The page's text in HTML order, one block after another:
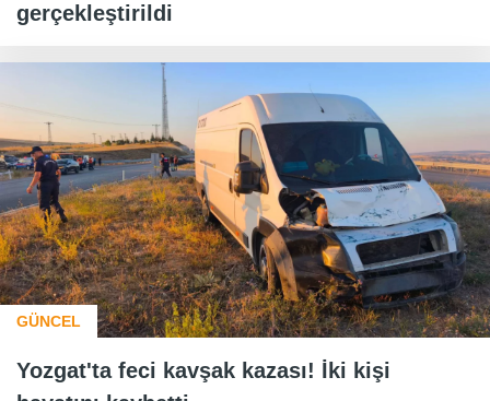
gerçekleştirildi
GÜNCEL
Yozgat'ta feci kavşak kazası! İki kişi